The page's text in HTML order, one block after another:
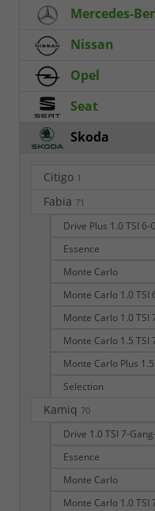
Mercedes-
Nissan
Opel
Seat
Skoda
Citigo 1
Fabia 71
Drive Plus 1.0 TSI 6-
Essence
Monte Carlo
Monte Carlo 1.0 TSI
Monte Carlo 1.0 TSI
Monte Carlo 1.5 TSI
Monte Carlo Plus
Selection
Kamiq 70
Drive 1.0 TSI 7-
Essence
Monte Carlo
Monte Carlo 1.0 TSI